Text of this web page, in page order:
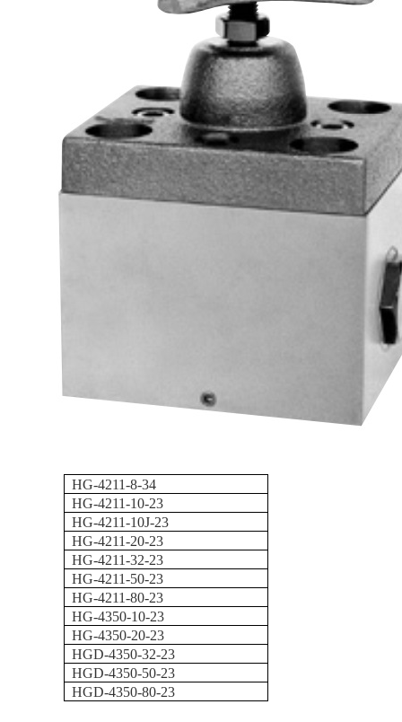
HG-4211-8-34
HG-4211-10-23
HG-4211-10J-23
HG-4211-20-23
HG-4211-32-23
HG-4211-50-23
HG-4211-80-23
HG-4350-10-23
HG-4350-20-23
HGD-4350-32-23
HGD-4350-50-23
HGD-4350-80-23